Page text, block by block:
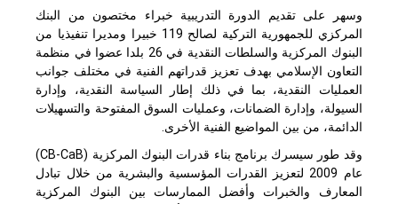
وسهر على تقديم الدورة التدريبية خبراء مختصون من البنك
المركزي للجمهورية التركية لصالح 119 خبيرا ومديرا تنفيذيا من
البنوك المركزية والسلطات النقدية في 26 بلدا عضوا في منظمة
التعاون الإسلامي بهدف تعزيز قدراتهم الفنية في مختلف جوانب
العمليات النقدية، بما في ذلك إطار السياسة النقدية، وإدارة
السيولة، وإدارة الضمانات، وعمليات السوق المفتوحة والتسهيلات
الدائمة، من بين المواضيع الفنية الأخرى.
وقد طور سيسرك برنامج بناء قدرات البنوك المركزية (CB-CaB
)
عام 2009 لتعزيز القدرات المؤسسية والبشرية من خلال تبادل
المعارف والخبرات وأفضل الممارسات بين البنوك المركزية